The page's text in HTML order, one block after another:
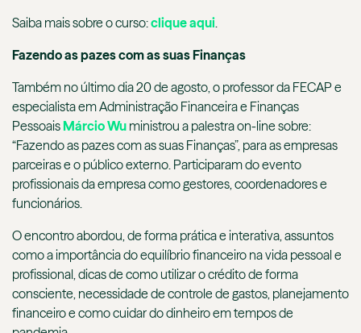
Saiba mais sobre o curso:clique aqui.
Fazendo as pazes com as suas Finanças
Também no último dia 20 de agosto, o professor da FECAP e
especialista em Administração Financeira e Finanças
PessoaisMárcio Wu ministrou a palestra on-line sobre:
“Fazendo as pazes com as suas Finanças”, para as empresas
parceiras e o público externo. Participaram do evento
profissionais da empresa como gestores, coordenadores e
funcionários.
O encontro abordou, de forma prática e interativa, assuntos
como a importância do equilíbrio financeiro na vida pessoal e
profissional, dicas de como utilizar o crédito de forma
consciente, necessidade de controle de gastos, planejamento
financeiro e como cuidar do dinheiro em tempos de